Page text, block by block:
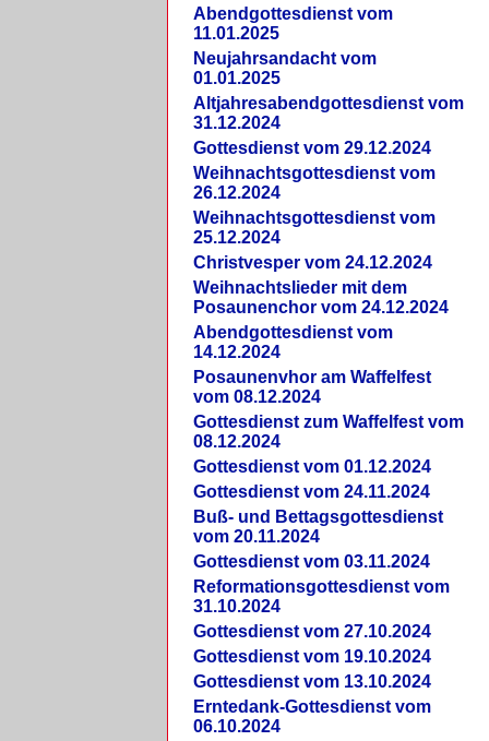
Abendgottesdienst vom
11.01.2025
Neujahrsandacht vom
01.01.2025
Altjahresabendgottesdienst vom
31.12.2024
Gottesdienst vom 29.12.2024
Weihnachtsgottesdienst vom
26.12.2024
Weihnachtsgottesdienst vom
25.12.2024
Christvesper vom 24.12.2024
Weihnachtslieder mit dem
Posaunenchor vom 24.12.2024
Abendgottesdienst vom
14.12.2024
Posaunenvhor am Waffelfest
vom 08.12.2024
Gottesdienst zum Waffelfest vom
08.12.2024
Gottesdienst vom 01.12.2024
Gottesdienst vom 24.11.2024
Buß- und Bettagsgottesdienst
vom 20.11.2024
Gottesdienst vom 03.11.2024
Reformationsgottesdienst vom
31.10.2024
Gottesdienst vom 27.10.2024
Gottesdienst vom 19.10.2024
Gottesdienst vom 13.10.2024
Erntedank-Gottesdienst vom
06.10.2024